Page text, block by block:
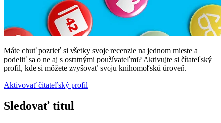
Máte chuť pozrieť si všetky svoje recenzie na jednom mieste a
podeliť sa o ne aj s ostatnými používateľmi? Aktivujte si čítateľský
profil, kde si môžete zvyšovať svoju knihomoľskú úroveň.
Aktivovať čitateľský profil
Sledovať titul